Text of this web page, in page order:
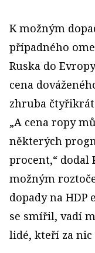
K možným
případného
Ruska do
cena
zhruba čtyřikrát
„A cena ropy
některých
procent,“ dodal
možným
dopady na HDP
se smířil, vadí
lidé, kteří za nic